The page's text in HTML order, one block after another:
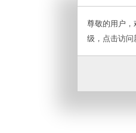
尊敬的用户，
级，点击访问